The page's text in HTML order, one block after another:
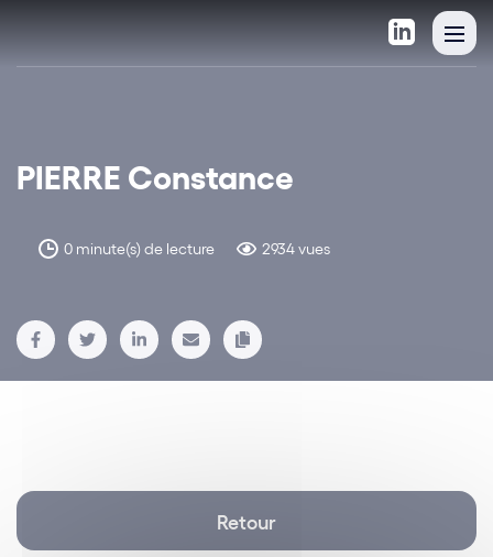
PIERRE Constance
0 minute(s) de lecture 2934 vues
Retour